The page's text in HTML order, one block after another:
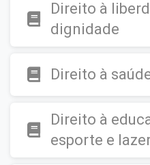
Direito à
dignidade
Direito à
Direito à
esporte e